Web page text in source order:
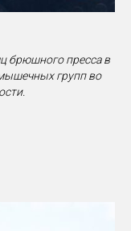
брюшного пресса в
групп во